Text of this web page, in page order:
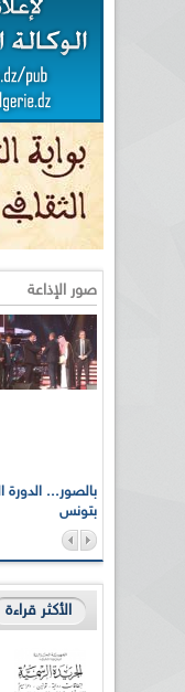
صور الإذاعة
بتونس
الأكثر قراءة